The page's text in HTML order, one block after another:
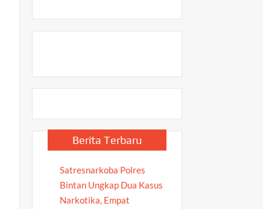
Berita Terbaru
Satresnarkoba Polres
Bintan Ungkap Dua Kasus
Narkotika, Empat